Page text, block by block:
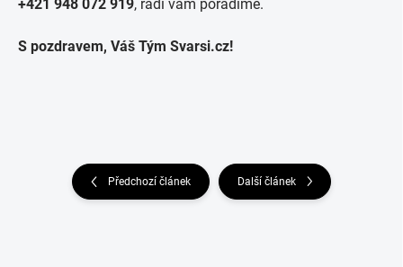
+421 948 072 919, rádi vám poradíme.
S pozdravem, Váš Tým Svarsi.cz!
Předchozí článek Další článek